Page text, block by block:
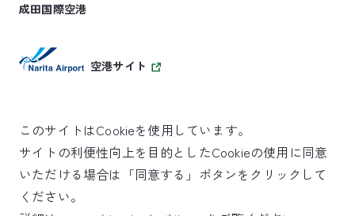
成田国際空港
空港サイト
SKYTRAX
5スターエアポート
このサイトはCookieを使用しています。
サイトの利便性向上を目的としたCookieの使用に同意
いただける場合は「同意する」ボタンをクリックして
ください。